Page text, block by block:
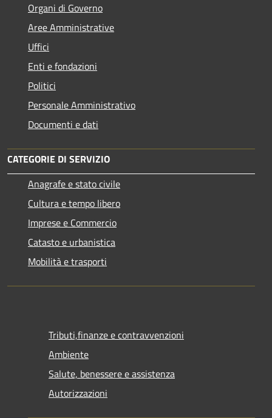
Organi di Governo
Aree Amministrative
Uffici
Enti e fondazioni
Politici
Personale Amministrativo
Documenti e dati
CATEGORIE DI SERVIZIO
Anagrafe e stato civile
Cultura e tempo libero
Imprese e Commercio
Catasto e urbanistica
Mobilità e trasporti
Tributi,finanze e contravvenzioni
Ambiente
Salute, benessere e assistenza
Autorizzazioni